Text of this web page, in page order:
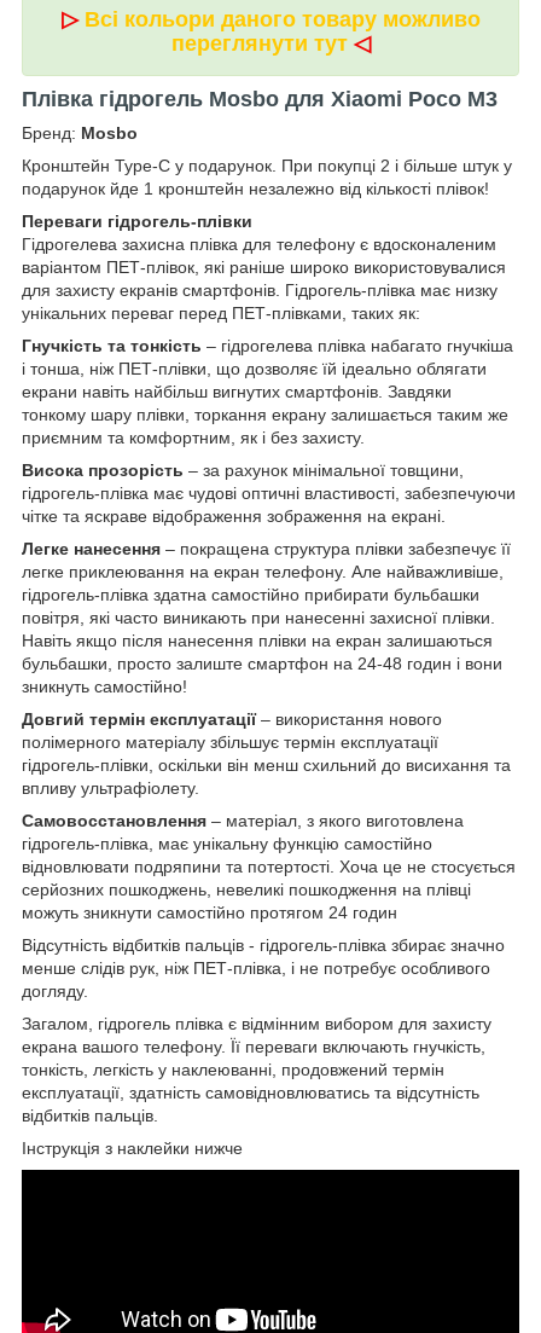
▷ Всі кольори даного товару можливо
переглянути тут◁
Плівка гідрогель Mosbo для Xiaomi Poco M3
Бренд: Mosbo
Кронштейн Type-C у подарунок. При покупці 2 і більше штук у
подарунок йде 1 кронштейн незалежно від кількості плівок!
Переваги гідрогель-плівки
Гідрогелева захисна плівка для телефону є вдосконаленим
варіантом ПЕТ-плівок, які раніше широко використовувалися
для захисту екранів смартфонів. Гідрогель-плівка має низку
унікальних переваг перед ПЕТ-плівками, таких як:
Гнучкість та тонкість – гідрогелева плівка набагато гнучкіша
і тонша, ніж ПЕТ-плівки, що дозволяє їй ідеально облягати
екрани навіть найбільш вигнутих смартфонів. Завдяки
тонкому шару плівки, торкання екрану залишається таким же
приємним та комфортним, як і без захисту.
Висока прозорість – за рахунок мінімальної товщини,
гідрогель-плівка має чудові оптичні властивості, забезпечуючи
чітке та яскраве відображення зображення на екрані.
Легке нанесення – покращена структура плівки забезпечує її
легке приклеювання на екран телефону. Але найважливіше,
гідрогель-плівка здатна самостійно прибирати бульбашки
повітря, які часто виникають при нанесенні захисної плівки.
Навіть якщо після нанесення плівки на екран залишаються
бульбашки, просто залиште смартфон на 24-48 годин і вони
зникнуть самостійно!
Довгий термін експлуатації– використання нового
полімерного матеріалу збільшує термін експлуатації
гідрогель-плівки, оскільки він менш схильний до висихання та
впливу ультрафіолету.
Самовосстановлення – матеріал, з якого виготовлена
гідрогель-плівка, має унікальну функцію самостійно
відновлювати подряпини та потертості. Хоча це не стосується
серйозних пошкоджень, невеликі пошкодження на плівці
можуть зникнути самостійно протягом 24 годин
Відсутність відбитків пальців - гідрогель-плівка збирає значно
менше слідів рук, ніж ПЕТ-плівка, і не потребує особливого
догляду.
Загалом, гідрогель плівка є відмінним вибором для захисту
екрана вашого телефону. Її переваги включають гнучкість,
тонкість, легкість у наклеюванні, продовжений термін
експлуатації, здатність самовідновлюватись та відсутність
відбитків пальців.
Інструкція з наклейки нижче